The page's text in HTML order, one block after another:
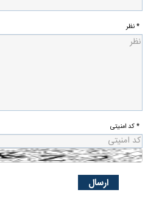
* نظر
* کد امنیتی